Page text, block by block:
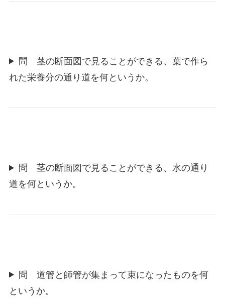
問 茎の断面図で見ることができる、葉で作ら
れた栄養分の通り道を何というか。
問 茎の断面図で見ることができる、水の通り
道を何というか。
問 道管と師管が集まって束になったものを何
というか。